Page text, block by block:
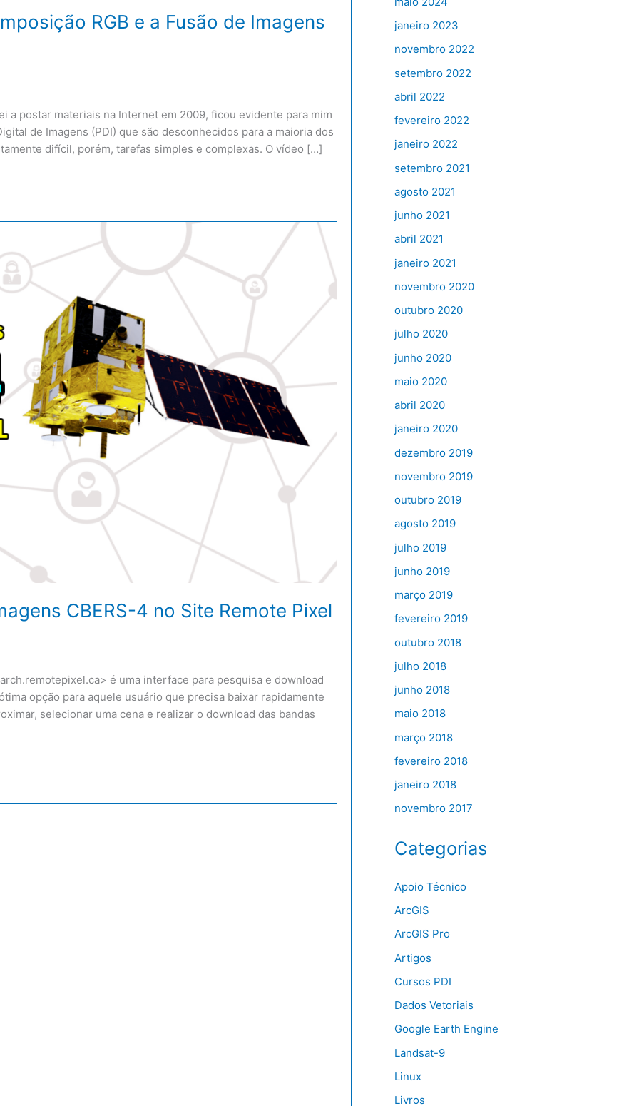
RGB e a Fusão de Imagens
a postar materiais na Internet em 2009, ficou evidente para mim
de Imagens (PDI) que são desconhecidos para a maioria dos
difícil, porém, tarefas simples e complexas. O vídeo […]
CBERS-4 no Site Remote Pixel
é uma interface para pesquisa e download
opção para aquele usuário que precisa baixar rapidamente
selecionar uma cena e realizar o download das bandas
janeiro 2023
novembro 2022
setembro 2022
abril 2022
fevereiro 2022
janeiro 2022
setembro 2021
agosto 2021
junho 2021
abril 2021
janeiro 2021
novembro 2020
outubro 2020
julho 2020
junho 2020
maio 2020
abril 2020
janeiro 2020
dezembro 2019
novembro 2019
outubro 2019
agosto 2019
julho 2019
junho 2019
março 2019
fevereiro 2019
outubro 2018
julho 2018
junho 2018
maio 2018
março 2018
fevereiro 2018
janeiro 2018
novembro 2017
Categorias
Apoio Técnico
ArcGIS
ArcGIS Pro
Artigos
Cursos PDI
Dados Vetoriais
Google Earth Engine
Landsat-9
Linux
Livros